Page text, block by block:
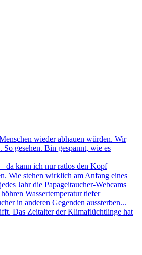
wieder abhauen würden. Wir
gesehen. Bin gespannt, wie es
da kann ich nur ratlos den Kopf
Wie stehen wirklich am Anfang eines
Jahr die Papageitaucher-Webcams
Wassertemperatur tiefer
in anderen Gegenden aussterben...
Das Zeitalter der Klimaflüchtlinge hat